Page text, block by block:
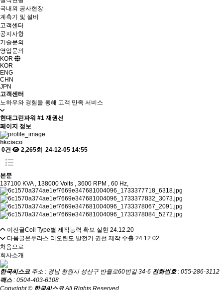
국내외 공사현장
계측기 및 설비
고객센터
공지사항
기술문의
영업문의
KOR
KOR
ENG
CHN
JPN
고객센터
노하우와 경험을 통해 고객 만족 서비스
현대그린파워 #1 재권선
페이지 정보
hkcisco
0건
2,265회 24-12-05 14:55
본문
137100 KVA , 138000 Volts , 3600 RPM , 60 Hz,
이전글Coil Type별 제작능력 확보 실현 24.12.20
다음글온두라스 리오린도 발전기 권선 제작 수출 24.12.02
처음으로
회사소개
한국씨스코주소 : 경남 창원시 성산구 반월로60번길 34-6 전화번호: 055-286-3112
팩스: 0504-403-6108
Copyright © 한국씨스코All Rights Reserved.